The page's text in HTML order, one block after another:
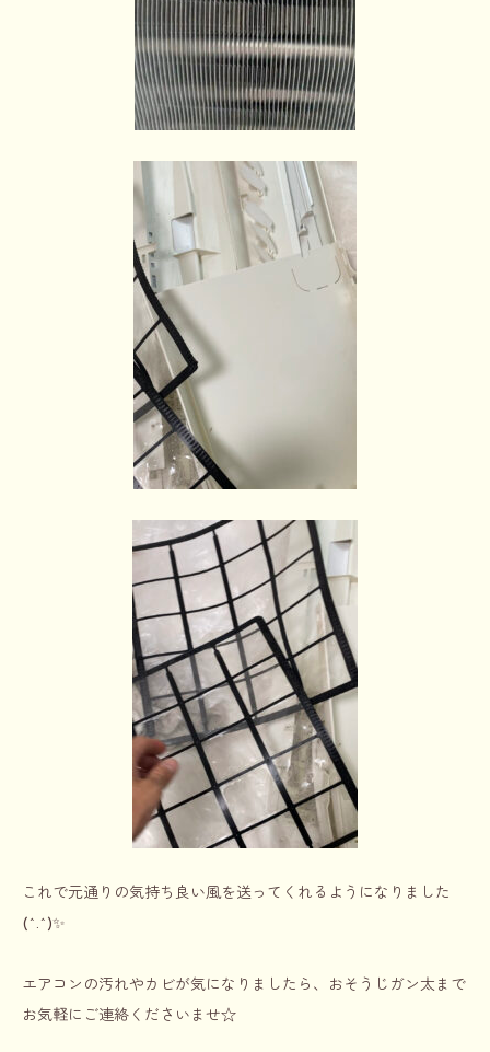
これで元通りの気持ち良い風を送ってくれるようになりました
(^.^)✨
エアコンの汚れやカビが気になりましたら、おそうじガン太まで
お気軽にご連絡くださいませ☆